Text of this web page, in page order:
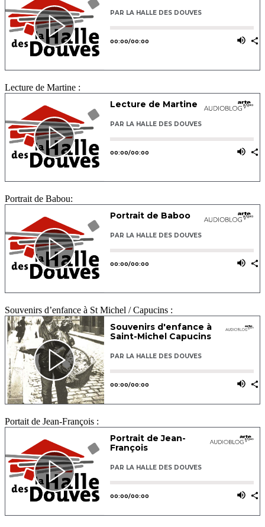
Lecture de Martine :
Portrait de Babou:
Souvenirs d’enfance à St Michel / Capucins :
Portait de Jean-François :